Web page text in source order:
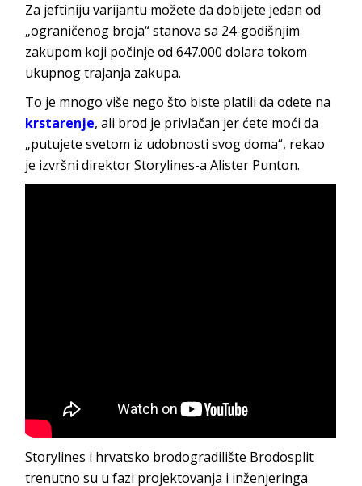
Za jeftiniju varijantu možete da dobijete jedan od
„ograničenog broja“ stanova sa 24-godišnjim
zakupom koji počinje od 647.000 dolara tokom
ukupnog trajanja zakupa.
To je mnogo više nego što biste platili da odete na
krstarenje, ali brod je privlačan jer ćete moći da
„putujete svetom iz udobnosti svog doma“, rekao
je izvršni direktor Storylines-a Alister Punton.
Storylines i hrvatsko brodogradilište Brodosplit
trenutno su u fazi projektovanja i inženjeringa